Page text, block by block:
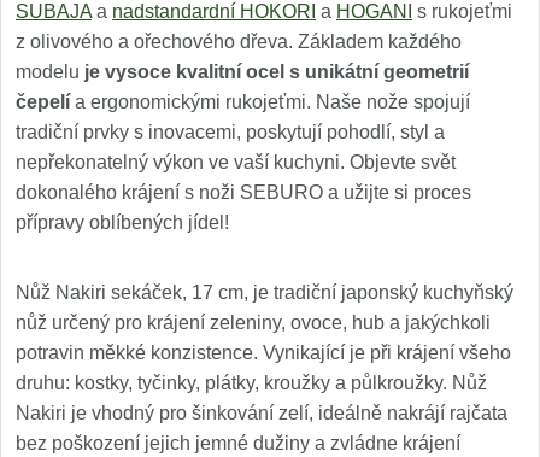
SUBAJA a nadstandardní HOKORI a HOGANI
s rukojeťmi
z olivového a ořechového dřeva. Základem každého
modelu je vysoce kvalitní ocel s unikátní geometrií
čepelí a ergonomickými rukojeťmi. Naše nože spojují
tradiční prvky s inovacemi, poskytují pohodlí, styl a
nepřekonatelný výkon ve vaší kuchyni. Objevte svět
dokonalého krájení s noži SEBURO a užijte si proces
přípravy oblíbených jídel!
Nůž Nakiri sekáček, 17 cm, je tradiční japonský kuchyňský
nůž určený pro krájení zeleniny, ovoce, hub a jakýchkoli
potravin měkké konzistence. Vynikající je při krájení všeho
druhu: kostky, tyčinky, plátky, kroužky a půlkroužky. Nůž
Nakiri je vhodný pro šinkování zelí, ideálně nakrájí rajčata
bez poškození jejich jemné dužiny a zvládne krájení